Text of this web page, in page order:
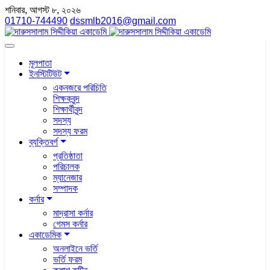
শনিবার, আগস্ট ৮, ২০২৬
01710-744490 dssmlb2016@gmail.com
মূলপাতা
ইনস্টিটিউট
একনজরে পরিচিতি
শিক্ষকবৃন্দ
শিক্ষার্থীবৃন্দ
সদস্য
সদস্য ফরম
ব্যক্তিবর্গ
প্রতিষ্ঠাতা
পরিচালক
ম্যানেজার
সম্পাদক
কর্নার
মাদ্রাসা কর্নার
গেমস কর্নার
একাডেমিক
অনলাইনে ভর্তি
ভর্তি ফরম